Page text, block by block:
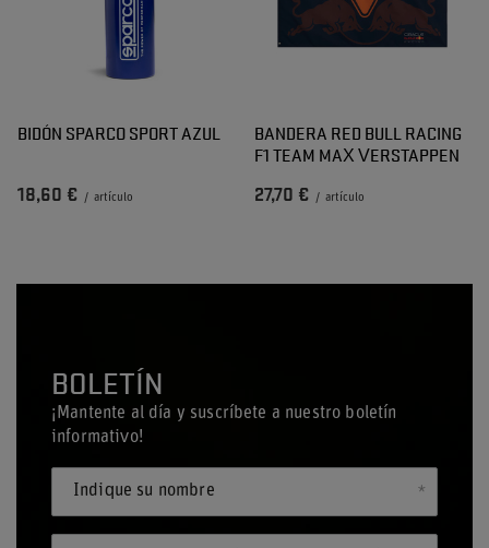
BIDÓN SPARCO SPORT AZUL
18,60 € / artículo
BANDERA RED BULL RACING
F1 TEAM MAX VERSTAPPEN
27,70 € / artículo
BOLETÍN
¡Mantente al día y suscríbete a nuestro boletín
informativo!
Indique su nombre